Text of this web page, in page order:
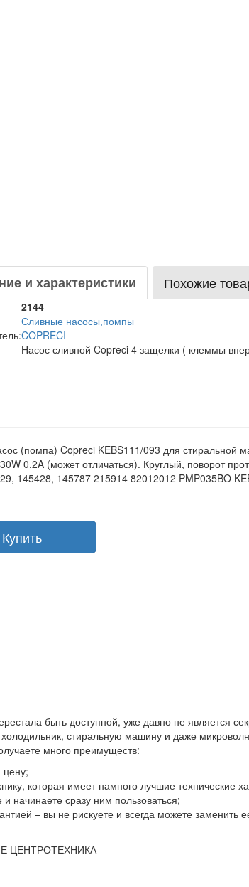
и характеристики Похожие
2144
Сливные насосы,помпы
COPRECI
Насос сливной Copreci 4 защелки ( клеммы
(помпа) Copreci KEBS111/093 для стиральной
0.2A (может отличаться). Круглый, поворот
145428, 145787 215914 82012012 PMP035BO
быть доступной, уже давно не является
стиральную машину и даже
много преимуществ:
цену;
которая имеет намного лучшие технические
начинаете сразу ним пользоваться;
– вы не рискуете и всегда можете заменить
ЦЕНТРОТЕХНИКА